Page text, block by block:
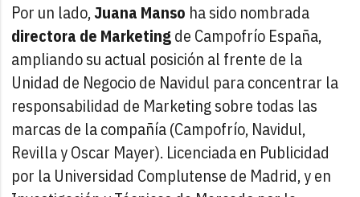
Por un lado,Juana Manso ha sido nombrada
directora de Marketingde Campofrío España,
ampliando su actual posición al frente de la
Unidad de Negocio de Navidul para concentrar la
responsabilidad de Marketing sobre todas las
marcas de la compañía (Campofrío, Navidul,
Revilla y Oscar Mayer). Licenciada en Publicidad
por la Universidad Complutense de Madrid, y en